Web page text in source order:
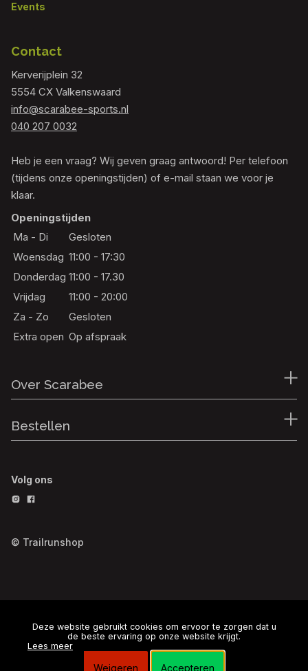
Events
Contact
Kerverijplein 32
5554 CX Valkenswaard
info@scarabee-sports.nl
040 207 0032
Heb je een vraag? Wij geven graag antwoord! Per telefoon
(tijdens onze openingstijden) of e-mail staan we voor je
klaar.
Openingstijden
Ma - Di
Gesloten
Woensdag 11:00 - 17:30
Donderdag 11:00 - 17.30
Vrijdag
11:00 - 20:00
Za - Zo
Gesloten
Extra open Op afspraak
Over Scarabee
Bestellen
Volg ons
© Trailrunshop
Deze website gebruikt cookies om ervoor te zorgen dat u
de beste ervaring op onze website krijgt.
Lees meer
Weigeren Accepteren